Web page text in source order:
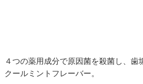
４つの薬用成分で原因菌を殺菌し、
クールミントフレーバー。